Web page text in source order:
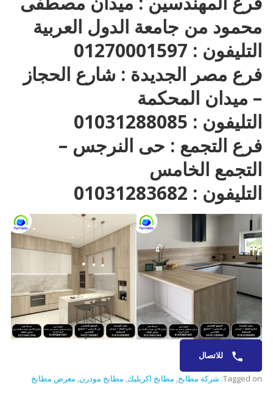
محمود من جامعة الدول العربية
التليفون : 01270001597
فرع مصر الجديدة : شارع الحجاز
– ميدان المحكمة
التليفون : 01031288085
فرع التجمع : حى النرجس –
التجمع الخامس
التليفون : 01031283682
للاتصال
Tagged on: شركة مطابخ, مطابخ اكريليك, مطابخ مودرن, معرض مطابخ